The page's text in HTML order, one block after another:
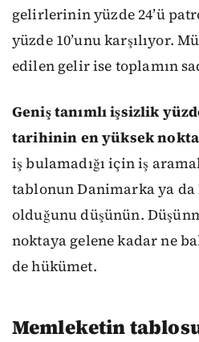
gelirlerinin yüzde 24’ü
yüzde 10’unu karşılıyor.
edilen gelir ise toplamın
Geniş tanımlı işsizlik
tarihinin en yüksek
iş bulamadığı için iş
tablonun Danimarka ya da
olduğunu düşünün.
noktaya gelene kadar ne
de hükümet.
Memleketin